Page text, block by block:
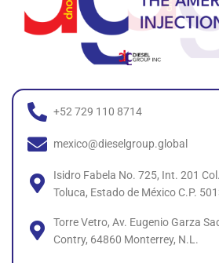
+52 729 110 8714
mexico@dieselgroup.global
Isidro Fabela No. 725, Int. 201
Toluca, Estado de México C.P.
Torre Vetro, Av. Eugenio Garza
Contry, 64860 Monterrey, N.L.